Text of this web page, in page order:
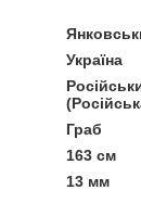
Україна
Граб
163 см
13 мм